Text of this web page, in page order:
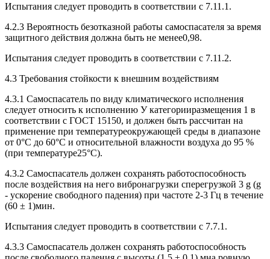
Испытания следует проводить в соответствии с 7.11.1.
4.2.3 Вероятность безотказной работы самоспасателя за время
защитного действия должна быть не менее0,98.
Испытания следует проводить в соответствии с 7.11.2.
4.3 Требования стойкости к внешним воздействиям
4.3.1 Самоспасатель по виду климатического исполнения
следует относить к исполнению У категорииразмещения 1 в
соответствии с ГОСТ 15150, и должен быть рассчитан на
применение при температуреокружающей среды в диапазоне
от 0°С до 60°С и относительной влажности воздуха до 95 %
(при температуре25°С).
4.3.2 Самоспасатель должен сохранять работоспособность
после воздействия на него вибронагрузки сперегрузкой 3 g (g
- ускорение свободного падения) при частоте 2-3 Гц в течение
(60 ± 1)мин.
Испытания следует проводить в соответствии с 7.7.1.
4.3.3 Самоспасатель должен сохранять работоспособность